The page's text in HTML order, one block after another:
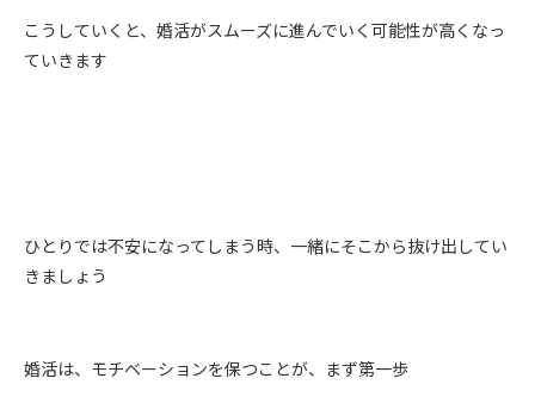
こうしていくと、婚活がスムーズに進んでいく可能性が高くなっ
ていきます
ひとりでは不安になってしまう時、一緒にそこから抜け出してい
きましょう
婚活は、モチベーションを保つことが、まず第一歩